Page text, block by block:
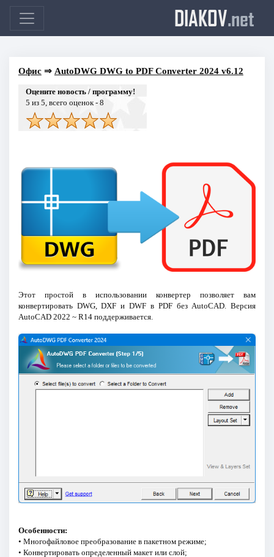
DIAKOV.net
Офис⇒ AutoDWG DWG to PDF Converter 2024 v6.12
Оцените новость / программу!
5 из 5, всего оценок - 8
Этот простой в использовании конвертер позволяет вам
конвертировать DWG, DXF и DWF в PDF без AutoCAD. Версия
AutoCAD 2022 ~ R14 поддерживается.
Особенности:
• Многофайловое преобразование в пакетном режиме;
• Конвертировать определенный макет или слой;